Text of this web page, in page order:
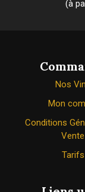
(à
Nos
Mon
Conditions
Vente
Tarifs